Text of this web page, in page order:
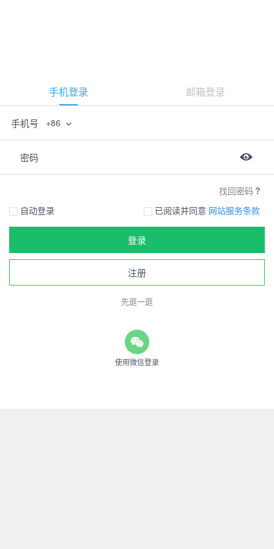
手机登录 邮箱登录
手机号 +86
密码
找回密码
自动登录
已阅读并同意 网站服务条款
登录
注册
先逛一逛
使用微信登录